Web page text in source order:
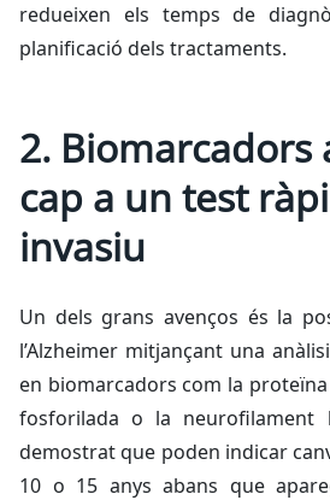
redueixen els temps de
planificació dels tractaments.
2. Biomarcadors
cap a un test
invasiu
Un dels grans avenços és la
l’Alzheimer mitjançant una
en biomarcadors com la
fosforilada o la neurofilament
demostrat que poden indicar
10 o 15 anys abans que